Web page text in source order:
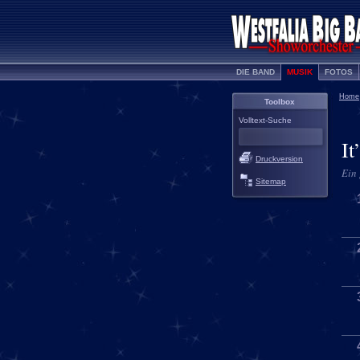
DIE BAND MUSIK FOTOS
Toolbox
Volltext-Suche
Druckversion
Sitemap
Home
Ein